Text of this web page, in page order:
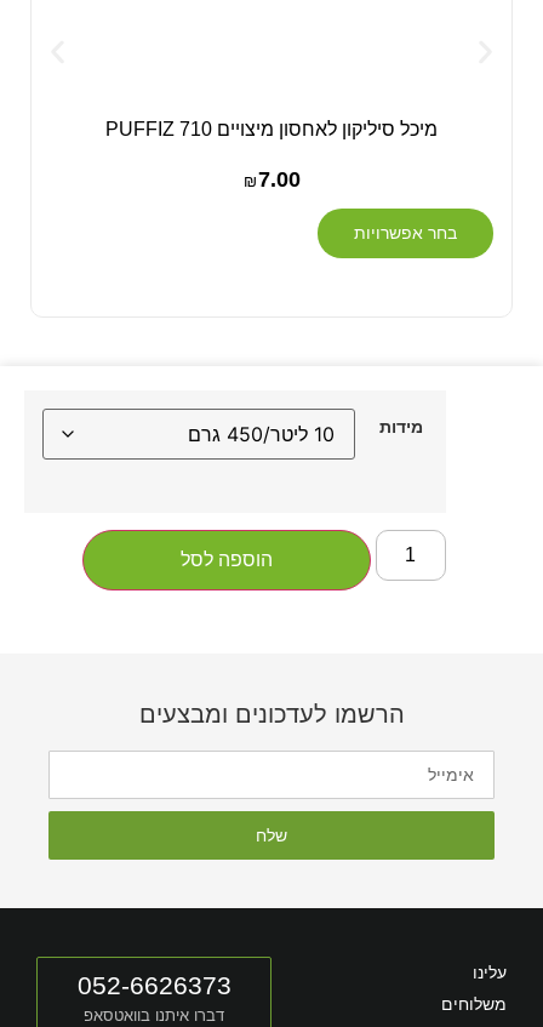
מיכל סיליקון לאחסון מיצויים PUFFIZ 710
₪7.00
בחר אפשרויות
מידות
הוספה לסל
הרשמו לעדכונים ומבצעים
שלח
עלינו
משלוחים
052-6626373
דברו איתנו בוואטסאפ